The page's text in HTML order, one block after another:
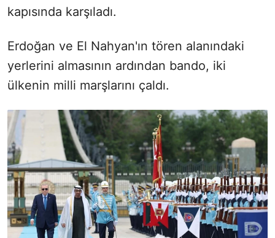
kapısında karşıladı.
Erdoğan ve El Nahyan'ın tören alanındaki
yerlerini almasının ardından bando, iki
ülkenin milli marşlarını çaldı.